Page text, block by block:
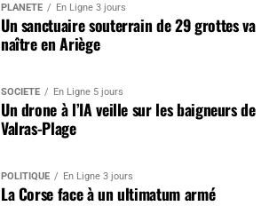
PLANÈTE En Ligne 3 jours
Un sanctuaire souterrain de 29 grottes va
naître en Ariège
SOCIÉTÉ En Ligne 5 jours
Un drone à l’IA veille sur les baigneurs de
Valras-Plage
POLITIQUE En Ligne 3 jours
La Corse face à un ultimatum armé